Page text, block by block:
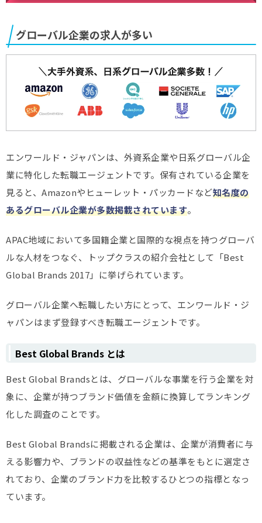
グローバル企業の求人が多い
エンワールド・ジャパンは、外資系企業や日系グローバル企
業に特化した転職エージェントです。保有されている企業を
見ると、Amazonやヒューレット・パッカードなど知名度の
あるグローバル企業が多数掲載されています。
APAC地域において多国籍企業と国際的な視点を持つグローバ
ルな人材をつなぐ、トップクラスの紹介会社として「Best
Global Brands 2017」に挙げられています。
グローバル企業へ転職したい方にとって、エンワールド・ジ
ャパンはまず登録すべき転職エージェントです。
Best Global Brands とは
Best Global Brandsとは、グローバルな事業を行う企業を対
象に、企業が持つブランド価値を金額に換算してランキング
化した調査のことです。
Best Global Brandsに掲載される企業は、企業が消費者に与
える影響力や、ブランドの収益性などの基準をもとに選定さ
れており、企業のブランド力を比較するひとつの指標となっ
ています。